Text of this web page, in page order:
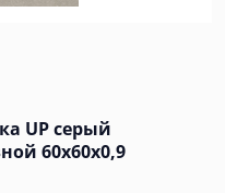
UP серый
60x60x0,9